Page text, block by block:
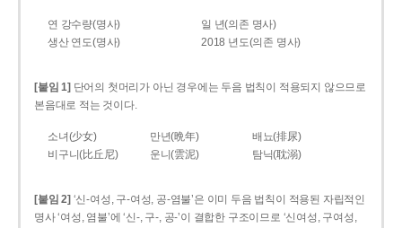
연 강수량(명사)
일 년(의존 명사)
생산 연도(명사)
2018 년도(의존 명사)
[붙임 1] 단어의 첫머리가 아닌 경우에는 두음 법칙이 적용되지 않으므로
본음대로 적는 것이다.
소녀(少女) 만년(晩年)
배뇨(排尿)
비구니(比丘尼)
운니(雲泥) 탐닉(耽溺)
[붙임 2] ‘신-여성, 구-여성, 공-염불’은 이미 두음 법칙이 적용된 자립적인
명사 ‘여성, 염불’에 ‘신-, 구-, 공-’이 결합한 구조이므로 ‘신여성, 구여성,